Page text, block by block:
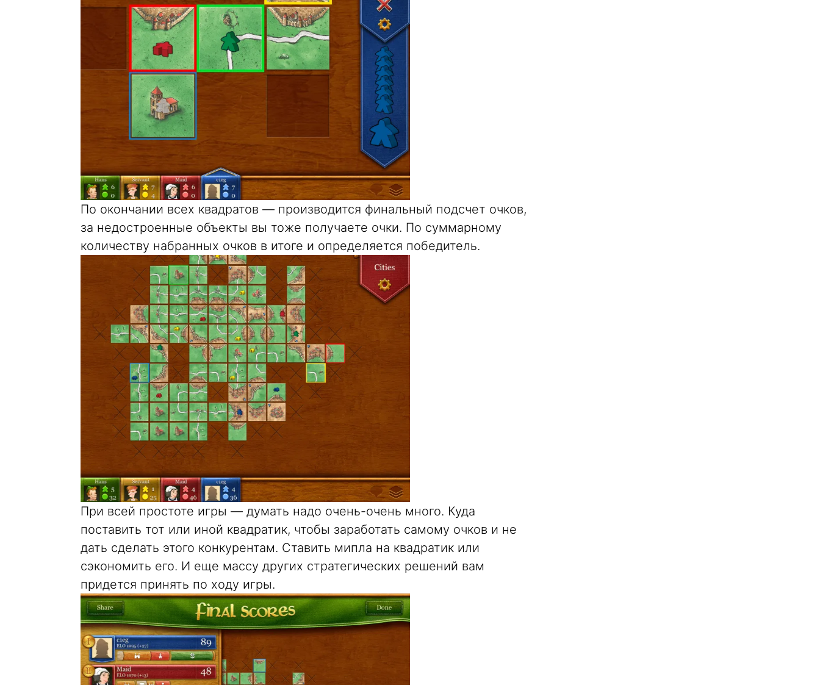
По окончании всех квадратов — производится финальный подсчет очков,
за недостроенные объекты вы тоже получаете очки. По суммарному
количеству набранных очков в итоге и определяется победитель.
При всей простоте игры — думать надо очень-очень много. Куда
поставить тот или иной квадратик, чтобы заработать самому очков и не
дать сделать этого конкурентам. Ставить мипла на квадратик или
сэкономить его. И еще массу других стратегических решений вам
придется принять по ходу игры.